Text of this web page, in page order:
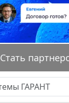
Стать